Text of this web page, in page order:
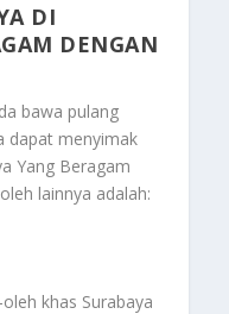
DI
DENGAN
bawa pulang
dapat menyimak
Yang Beragam
lainnya adalah:
khas Surabaya